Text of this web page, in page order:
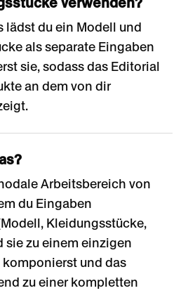
lädst du ein Modell und
als separate Eingaben
sie, sodass das Editorial
an dem von dir
Arbeitsbereich von
du Eingaben
Kleidungsstücke,
sie zu einem einzigen
und das
zu einer kompletten